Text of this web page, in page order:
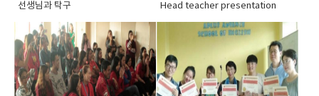
선생님과 탁구 Head teacher presentation